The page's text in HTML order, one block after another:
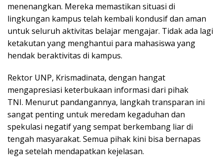
menenangkan. Mereka memastikan situasi di
lingkungan kampus telah kembali kondusif dan aman
untuk seluruh aktivitas belajar mengajar. Tidak ada lagi
ketakutan yang menghantui para mahasiswa yang
hendak beraktivitas di kampus.
Rektor UNP, Krismadinata, dengan hangat
mengapresiasi keterbukaan informasi dari pihak
TNI. Menurut pandangannya, langkah transparan ini
sangat penting untuk meredam kegaduhan dan
spekulasi negatif yang sempat berkembang liar di
tengah masyarakat. Semua pihak kini bisa bernapas
lega setelah mendapatkan kejelasan.